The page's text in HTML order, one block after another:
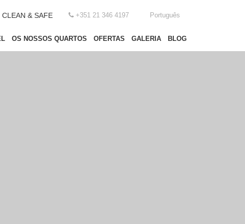
CLEAN & SAFE +351 21 346 4197 Português
OS NOSSOS QUARTOS OFERTAS GALERIA BLOG